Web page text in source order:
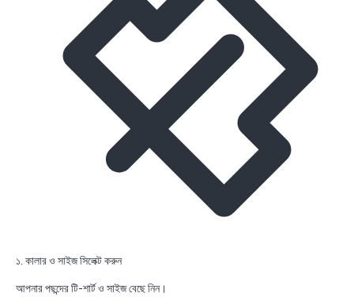
১. কালার ও সাইজ সিলেক্ট করুন
আপনার পছন্দের টি-শার্ট ও সাইজ বেছে নিন।